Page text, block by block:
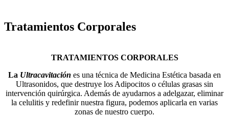
Tratamientos Corporales
TRATAMIENTOS CORPORALES
La Ultracavitación es una técnica de Medicina Estética basada en
Ultrasonidos, que destruye los Adipocitos o células grasas sin
intervención quirúrgica. Además de ayudarnos a adelgazar, eliminar
la celulitis y redefinir nuestra figura, podemos aplicarla en varias
zonas de nuestro cuerpo.